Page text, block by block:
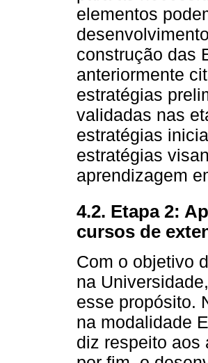
elementos
construção das
anteriormente
estratégias
validadas nas
estratégias
estratégias
aprendizagem
4.2. Etapa 2:
cursos de
Com o objetivo
na
esse propósito.
na modalidade
diz respeito